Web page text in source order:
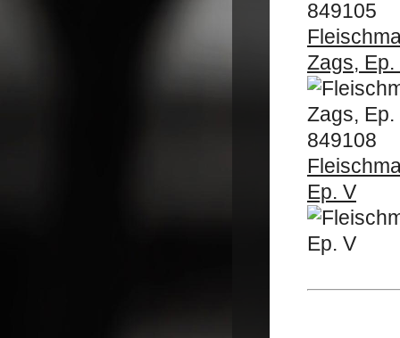
849105
Zags, Ep.
849108
Ep. V